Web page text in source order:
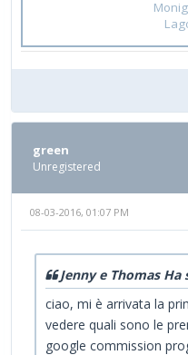
green
Unregistered
08-03-2016, 01:07 PM
Jenny e Thomas
ciao, mi è arrivata la
vedere quali sono le
google commission